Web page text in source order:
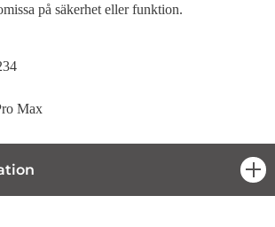
på säkerhet eller funktion.
Max